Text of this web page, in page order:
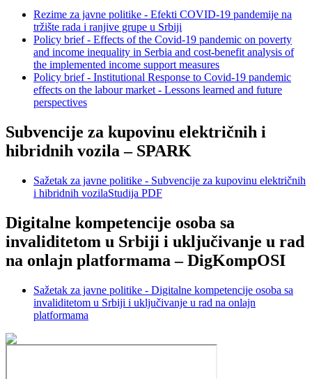
Rezime za javne politike - Efekti COVID-19 pandemije na
tržište rada i ranjive grupe u Srbiji
Policy brief - Effects of the Covid-19 pandemic on poverty
and income inequality in Serbia and cost-benefit analysis of
the implemented income support measures
Policy brief - Institutional Response to Covid-19 pandemic
effects on the labour market - Lessons learned and future
perspectives
Subvencije za kupovinu električnih i
hibridnih vozila – SPARK
Sažetak za javne politike - Subvencije za kupovinu električnih
i hibridnih vozilaStudija PDF
Digitalne kompetencije osoba sa
invaliditetom u Srbiji i uključivanje u rad
na onlajn platformama – DigKompOSI
Sažetak za javne politike - Digitalne kompetencije osoba sa
invaliditetom u Srbiji i uključivanje u rad na onlajn
platformama